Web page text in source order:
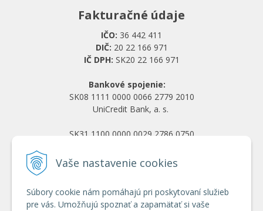
Vaše nastavenie cookies
Súbory cookie nám pomáhajú pri poskytovaní služieb
pre vás. Umožňujú spoznať a zapamätať si vaše
Fakturačné údaje
IČO: 36 442 411
DIČ: 20 22 166 971
IČ DPH: SK20 22 166 971
Bankové spojenie:
SK08 1111 0000 0066 2779 2010
UniCredit Bank, a. s.
SK31 1100 0000 0029 2786 0750
Obchodné podmienky